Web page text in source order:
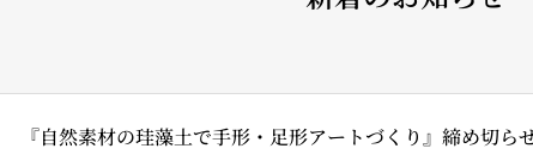
『自然素材の珪藻土で手形・足形アートづくり』締め切ら